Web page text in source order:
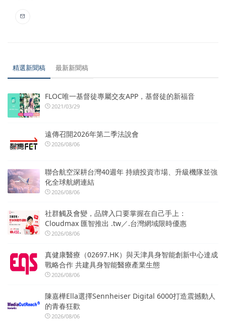
精選新聞稿 最新新聞稿
FLOC唯一基督徒專屬交友APP，基督徒的新福音
2021/03/29
遠傳召開2026年第二季法說會
2026/08/06
聯合航空深耕台灣40週年 持續投資市場、升級機隊並強
化全球航網連結
2026/08/06
社群觸及會變，品牌入口要掌握在自己手上：
Cloudmax 匯智推出 .tw／.台灣網域限時優惠
2026/08/06
真健康醫療（02697.HK）與天津具身智能創新中心達成
戰略合作 共建具身智能醫療產業生態
2026/08/06
陳嘉樺Ella選擇Sennheiser Digital 6000打造震撼動人
的青春狂歡
2026/08/06